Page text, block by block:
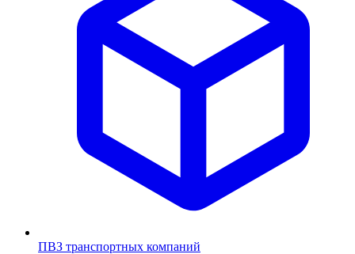
ПВЗ транспортных компаний